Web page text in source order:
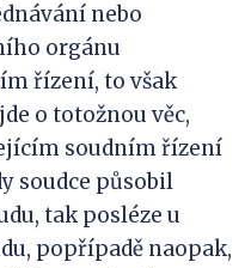
nebo
orgánu
řízení, to však
o totožnou věc,
soudním řízení
soudce působil
tak posléze u
popřípadě naopak,